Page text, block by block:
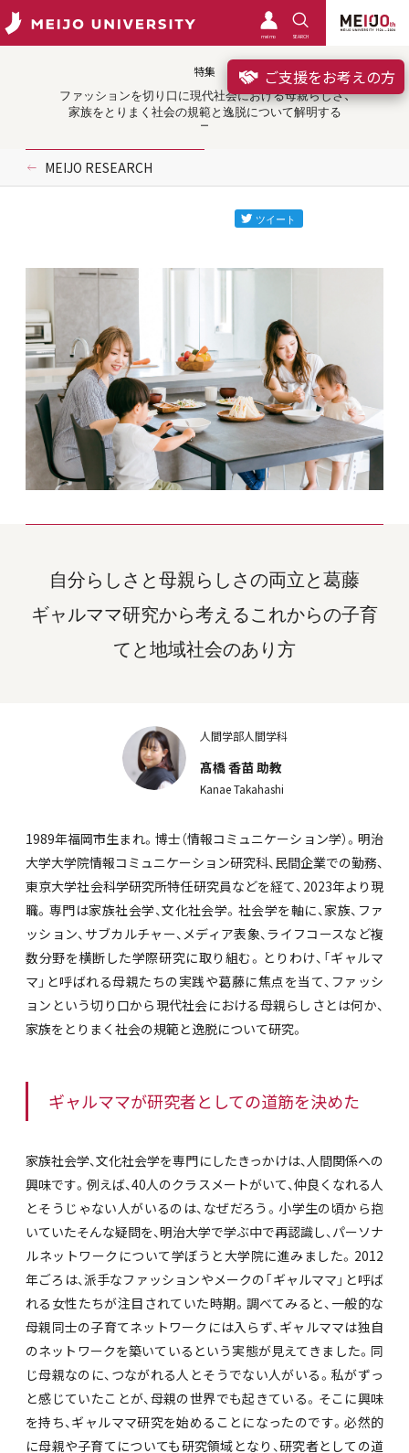
meimo SEARCH
ご支援をお考えの方
特集
ファッションを切り口に現代社会における母親らしさ、
家族をとりまく社会の規範と逸脱について解明する
MEIJO RESEARCH
自分らしさと母親らしさの両立と葛藤
ギャルママ研究から考えるこれからの子育
てと地域社会のあり方
人間学部人間学科
髙橋 香苗 助教
Kanae Takahashi
1989年福岡市生まれ。博士（情報コミュニケーション学）。明治
大学大学院情報コミュニケーション研究科、民間企業での勤務、
東京大学社会科学研究所特任研究員などを経て、2023年より現
職。専門は家族社会学、文化社会学。社会学を軸に、家族、ファ
ッション、サブカルチャー、メディア表象、ライフコースなど複
数分野を横断した学際研究に取り組む。とりわけ、「ギャルマ
マ」と呼ばれる母親たちの実践や葛藤に焦点を当て、ファッシ
ョンという切り口から現代社会における母親らしさとは何か、
家族をとりまく社会の規範と逸脱について研究。
ギャルママが研究者としての道筋を決めた
家族社会学、文化社会学を専門にしたきっかけは、人間関係への
興味です。例えば、40人のクラスメートがいて、仲良くなれる人
とそうじゃない人がいるのは、なぜだろう。小学生の頃から抱
いていたそんな疑問を、明治大学で学ぶ中で再認識し、パーソナ
ルネットワークについて学ぼうと大学院に進みました。2012
年ごろは、派手なファッションやメークの「ギャルママ」と呼ば
れる女性たちが注目されていた時期。調べてみると、一般的な
母親同士の子育てネットワークには入らず、ギャルママは独自
のネットワークを築いているという実態が見えてきました。同
じ母親なのに、つながれる人とそうでない人がいる。私がずっ
と感じていたことが、母親の世界でも起きている。そこに興味
を持ち、ギャルママ研究を始めることになったのです。必然的
に母親や子育てについても研究領域となり、研究者としての道